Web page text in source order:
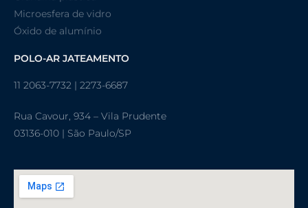
Microesfera de vidro
Óxido de alumínio
POLO-AR JATEAMENTO
11 2063-7732 | 2273-6687
Rua Cavour, 934 – Vila Prudente
03136-010 | São Paulo/SP